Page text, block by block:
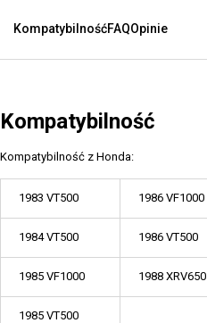
KompatybilnośćFAQOpinie
Kompatybilność
Kompatybilność z Honda:
1983 VT500 1986 VF1000
1984 VT500 1986 VT500
1985 VF1000 1988 XRV650
1985 VT500